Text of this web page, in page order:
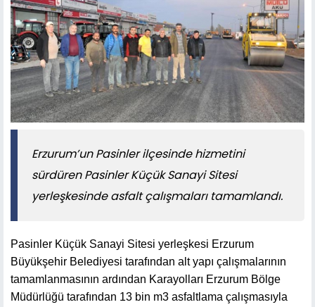
Erzurum’un Pasinler ilçesinde hizmetini
sürdüren Pasinler Küçük Sanayi Sitesi
yerleşkesinde asfalt çalışmaları tamamlandı.
Pasinler Küçük Sanayi Sitesi yerleşkesi Erzurum
Büyükşehir Belediyesi tarafından alt yapı çalışmalarının
tamamlanmasının ardından Karayolları Erzurum Bölge
Müdürlüğü tarafından 13 bin m3 asfaltlama çalışmasıyla